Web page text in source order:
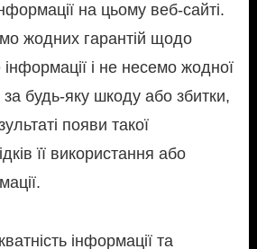
на цьому веб-сайті.
жодних гарантій щодо
і не несемо жодної
за будь-яку шкоду або збитки,
появи такої
її використання або
інформації та